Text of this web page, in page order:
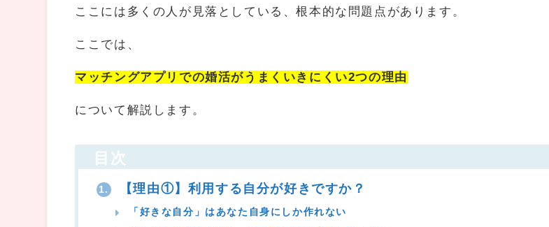
ここには多くの人が見落としている、根本的な問題点があります。
ここでは、
マッチングアプリでの婚活がうまくいきにくい2つの理由
について解説します。
目次
1. 【理由①】利用する自分が好きですか？
「好きな自分」はあなた自身にしか作れない